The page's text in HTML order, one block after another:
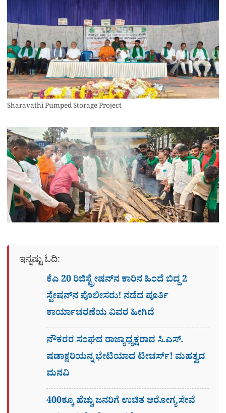
Sharavathi Pumped Storage Project
ಇನ್ನಷ್ಟು ಓದಿ:
ಕೆಎ 20 ರಿಜಿಸ್ಟ್ರೇಷನ್​ನ ಕಾರಿನ ಹಿಂದೆ ಬಿದ್ದ 2
ಸ್ಟೇಷನ್​ನ ಪೊಲೀಸರು! ನಡೆದ ಪೂರ್ತಿ
ಕಾರ್ಯಾಚರಣೆಯ ವಿವರ ಹೀಗಿದೆ
ನೌಕರರ ಸಂಘದ ರಾಜ್ಯಾಧ್ಯಕ್ಷರಾದ ಸಿ.ಎಸ್.
ಷಡಾಕ್ಷರಿಯನ್ನ ಭೇಟಿಯಾದ ಟೀಚರ್ಸ್​! ಮಹತ್ವದ
ಮನವಿ
400ಕ್ಕೂ ಹೆಚ್ಚು ಜನರಿಗೆ ಉಚಿತ ಆರೋಗ್ಯ ಸೇವೆ